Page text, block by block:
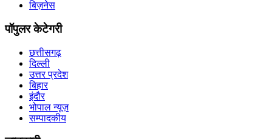
बिज़नेस
पॉपुलर केटेगरी
छत्तीसगढ़
दिल्ली
उत्तर प्रदेश
बिहार
इंदौर
भोपाल न्यूज़
सम्पादकीय